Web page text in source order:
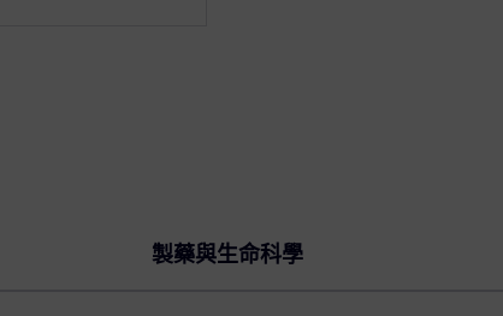
製藥與生命科學